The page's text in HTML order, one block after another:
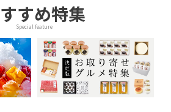
すめ特集
Special feature